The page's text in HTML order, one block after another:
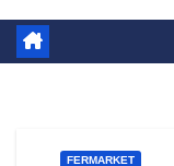
FERMARKET